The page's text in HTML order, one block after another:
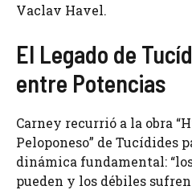
Vaclav Havel.
El Legado de
entre Potencias
Carney recurrió a la obra
Peloponeso” de Tucídides
dinámica fundamental:
pueden y los débiles